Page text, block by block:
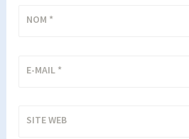
NOM *
E-MAIL *
SITE WEB